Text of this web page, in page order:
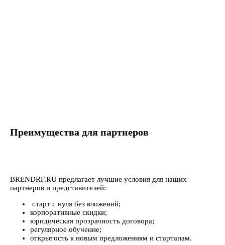
Преимущества для партнеров
BRENDRF.RU предлагает лучшие условия для наших
партнеров и представителей:
старт с нуля без вложений;
корпоративные скидки;
юридическая прозрачность договора;
регулярное обучение;
открытость к новым предложениям и стартапам.